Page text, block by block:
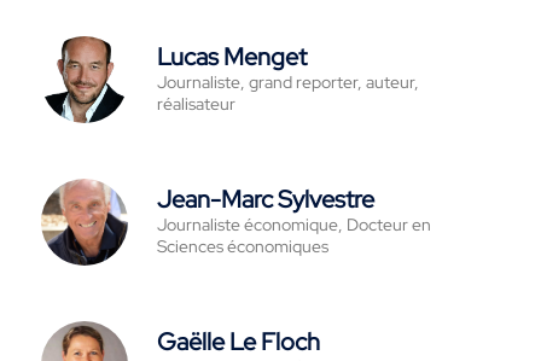
Lucas Menget
Journaliste, grand reporter, auteur,
réalisateur
Jean-Marc Sylvestre
Journaliste économique, Docteur en
Sciences économiques
Gaëlle Le Floch